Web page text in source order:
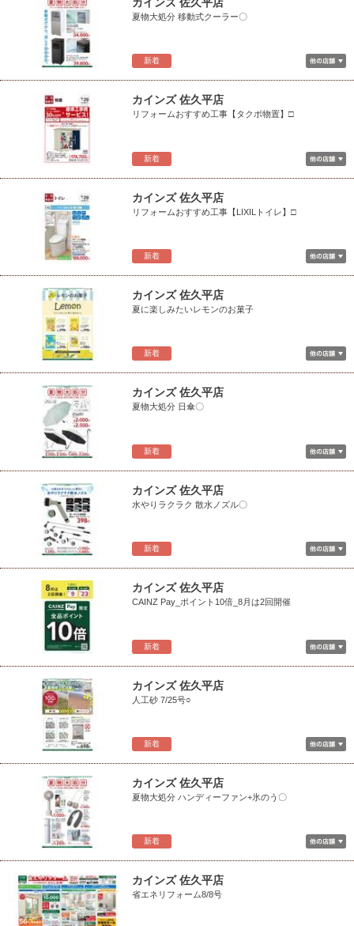
新着
夏物大処分 移動式クーラー〇
新着
カインズ 佐久平店
リフォームおすすめ工事【タクボ物置】□
新着
カインズ 佐久平店
リフォームおすすめ工事【LIXILトイレ】□
新着
カインズ 佐久平店
夏に楽しみたいレモンのお菓子
新着
カインズ 佐久平店
夏物大処分 日傘〇
新着
カインズ 佐久平店
水やりラクラク 散水ノズル〇
新着
カインズ 佐久平店
CAINZ Pay_ポイント10倍_8月は2回開催
新着
カインズ 佐久平店
人工砂 7/25号○
新着
カインズ 佐久平店
夏物大処分 ハンディーファン+氷のう〇
カインズ 佐久平店
省エネリフォーム8/8号